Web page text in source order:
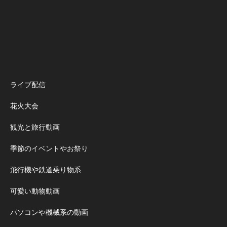
ライブ配信
花火大会
観光と旅行動画
季節のイベントやお祭り
飛行機や鉄道乗り物系
可愛い動物動画
パソコンや機械系の動画